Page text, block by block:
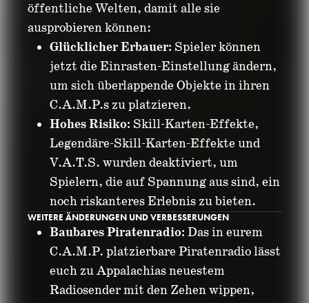
öffentliche Welten, damit alle sie
ausprobieren können:
Glücklicher Erbauer: Spieler können
jetzt die Einrasten-Einstellung ändern,
um sich überlappende Objekte in ihren
C.A.M.P.s zu platzieren.
Hohes Risiko: Skill-Karten-Effekte,
Legendäre-Skill-Karten-Effekte und
V.A.T.S. wurden deaktiviert, um
Spielern, die auf Spannung aus sind, ein
noch riskanteres Erlebnis zu bieten.
WEITERE ÄNDERUNGEN UND VERBESSERUNGEN
Baubares Piratenradio: Das in eurem
C.A.M.P. platzierbare Piratenradio lässt
euch zu Appalachias neuestem
Radiosender mit den Zehen wippen,